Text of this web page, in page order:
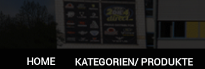
HOME KATEGORIEN/ PRODUKTE